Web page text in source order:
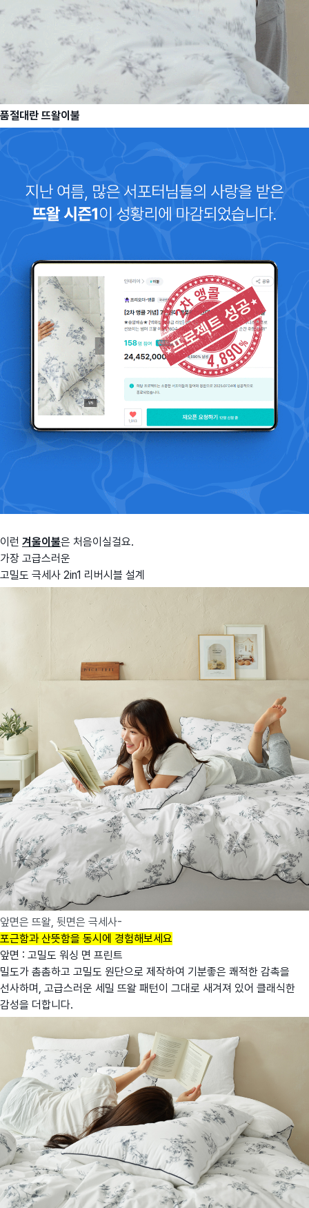
품절대란 뜨왈이불
이런 겨울이불은 처음이실걸요.
가장 고급스러운
고밀도 극세사 2in1 리버시블 설계
앞면은 뜨왈, 뒷면은 극세사-
포근함과 산뜻함을 동시에 경험해보세요
앞면 : 고밀도 워싱 면 프린트
밀도가 촘촘하고 고밀도 원단으로 제작하여 기분좋은 쾌적한 감촉을
선사하며, 고급스러운 세밀 뜨왈 패턴이 그대로 새겨져 있어 클래식한
감성을 더합니다.